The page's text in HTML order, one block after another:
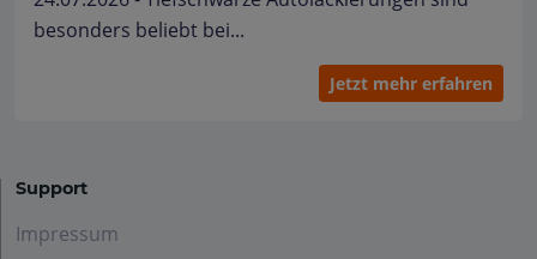
besonders beliebt bei...
Jetzt mehr erfahren
Support
Impressum